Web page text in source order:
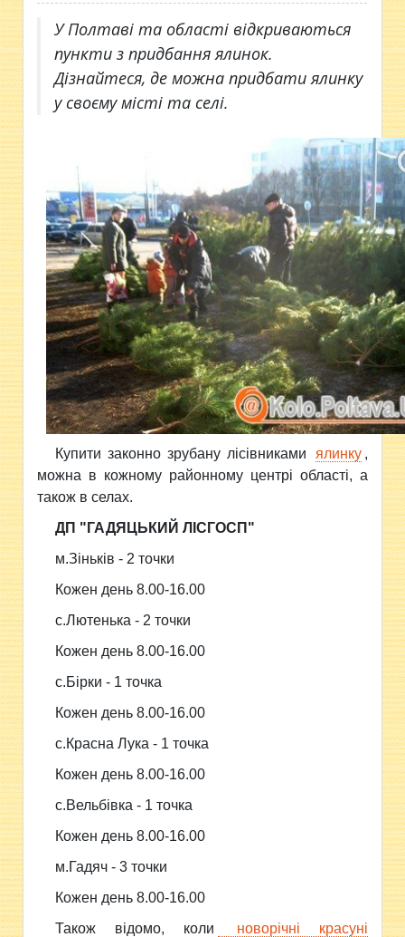
У Полтаві та області відкриваються
пункти з придбання ялинок.
Дізнайтеся, де можна придбати ялинку
у своєму місті та селі.
Купити законно зрубану лісівниками ялинку ,
можна в кожному районному центрі області, а
також в селах.
ДП "ГАДЯЦЬКИЙ ЛІСГОСП"
м.Зіньків - 2 точки
Кожен день 8.00-16.00
с.Лютенька - 2 точки
Кожен день 8.00-16.00
с.Бірки - 1 точка
Кожен день 8.00-16.00
с.Красна Лука - 1 точка
Кожен день 8.00-16.00
с.Вельбівка - 1 точка
Кожен день 8.00-16.00
м.Гадяч - 3 точки
Кожен день 8.00-16.00
Також відомо, коли
новорічні красуні